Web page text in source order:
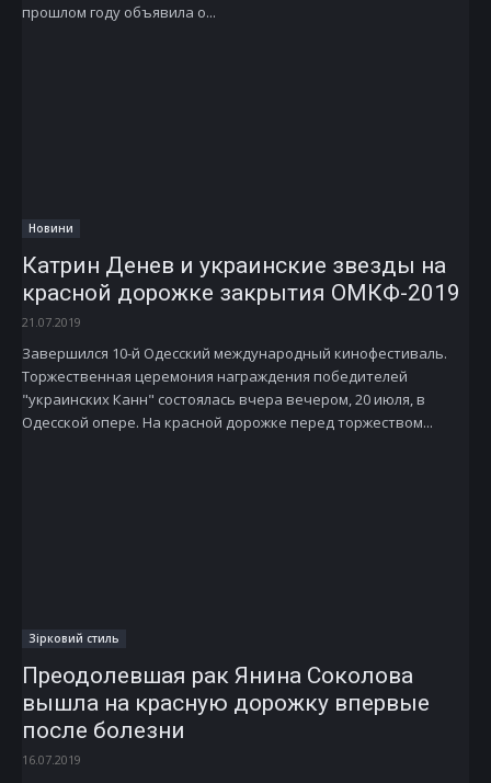
прошлом году объявила о...
Новини
Катрин Денев и украинские звезды на
красной дорожке закрытия ОМКФ-2019
21.07.2019
Завершился 10-й Одесский международный кинофестиваль.
Торжественная церемония награждения победителей
"украинских Канн" состоялась вчера вечером, 20 июля, в
Одесской опере. На красной дорожке перед торжеством...
Зірковий стиль
Преодолевшая рак Янина Соколова
вышла на красную дорожку впервые
после болезни
16.07.2019